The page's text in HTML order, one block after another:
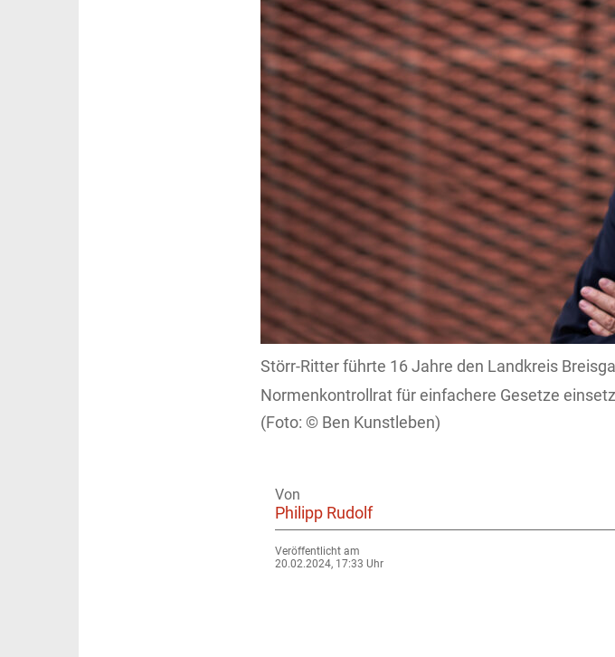
Störr-Ritter führte 16 Jahre den Landkreis
Normenkontrollrat für einfachere Gesetze
Ben Kunstleben)
Von
Philipp Rudolf
Veröffentlicht am
20.02.2024, 17:33 Uhr